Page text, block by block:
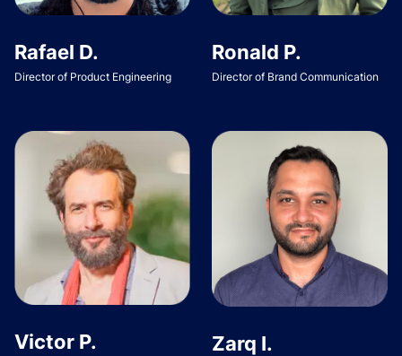
Rafael D.
Director of Product Engineering
Ronald P.
Director of Brand Communication
Victor P. Zarq I.